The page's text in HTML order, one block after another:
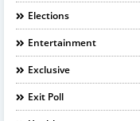
Elections
Entertainment
Exclusive
Exit Poll